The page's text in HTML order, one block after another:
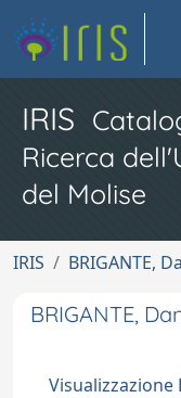
IRIS
Ricerca
del Molise
IRIS BRIGANTE,
BRIGANTE,
Visualizzazione